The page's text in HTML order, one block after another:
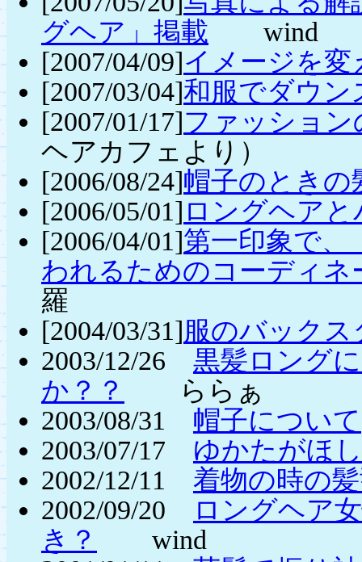
グヘア」掲載 wind
[2007/04/09]イメージを変
[2007/03/04]和服でダウン
[2007/01/17]ファッション
ヘアカフェより）
[2006/08/24]帽子のときの
[2006/05/01] ロングヘアと
[2006/04/01]第一印象で、
われるためのコーディネ
羅
[2004/03/31]服のバックス
2003/12/26 黒髪ロング
か？？
ららぁ
2003/08/31 帽子について
2003/07/17 ゆかたがほ
2002/12/11 着物の時の
2002/09/20
ロングヘア
き？
wind